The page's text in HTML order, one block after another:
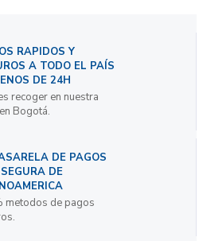
RAPIDOS Y
A TODO EL PAÍS
DE 24H
recoger en nuestra
Bogotá.
DE PAGOS
DE
metodos de pagos